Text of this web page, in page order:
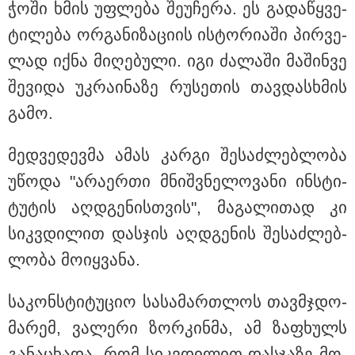
თბილისი - რომი 1316.70 ლარიდან
მნიშვნელოვანი ინფორმაცია
ჭო­ში ხმის უფ­ლე­ბა შე­უ­ჩე­რა. ეს გა­და­წყვე­
ტი­ლე­ბა ორ­გა­ნი­ზა­ცი­ის ის­ტო­რი­ა­ში პირ­ვე­
ლად იქნა მი­ღე­ბუ­ლი. იგი ძა­ლა­ში მა­შინ­ვე
შე­ვი­და უკ­რა­ი­ნა­ზე რუ­სე­თის თავ­დას­ხმის
გამო.
მედ­ვე­დევ­მა ამას კარ­გი შე­საძ­ლებ­ლო­ბა
უწო­და "არა­ერ­თი მნიშ­ვნე­ლო­ვა­ნი ინ­სტი­
ტუ­ტის აღ­დგე­ნის­თვის", მა­გა­ლი­თად კი
სიკ­ვდი­ლით დას­ჯის აღ­დგე­ნის შე­საძ­ლებ­
ლო­ბა მო­იყ­ვა­ნა.
სა­კონ­სტი­ტუ­ციო სა­სა­მარ­თლოს თავ­მჯდო­
მა­რემ, ვა­ლე­რი ზორ­კინ­მა, ამ ზა­ფხულს